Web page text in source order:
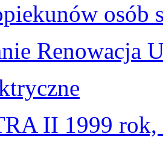
osób
Renowacja
II 1999